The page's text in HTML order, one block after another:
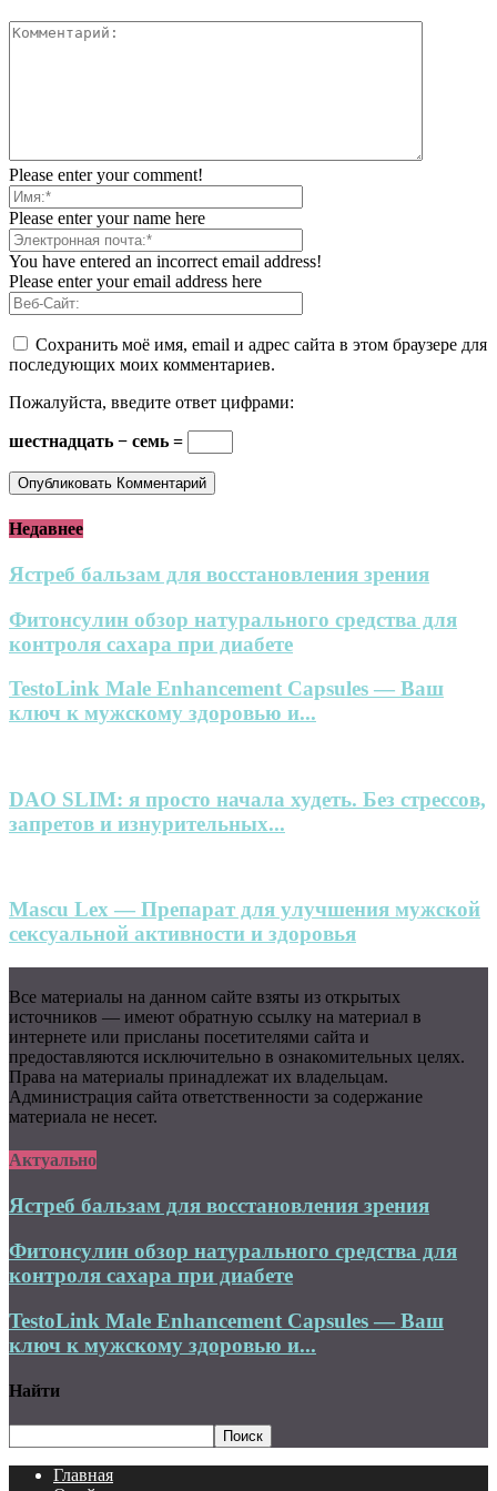
Please enter your comment!
Please enter your name here
You have entered an incorrect email address!
Please enter your email address here
Сохранить моё имя, email и адрес сайта в этом браузере для
последующих моих комментариев.
Пожалуйста, введите ответ цифрами:
шестнадцать − семь =
Недавнее
Ястреб бальзам для восстановления зрения
Фитонсулин обзор натурального средства для
контроля сахара при диабете
TestoLink Male Enhancement Capsules — Ваш
ключ к мужскому здоровью и...
DAO SLIM: я просто начала худеть. Без стрессов,
запретов и изнурительных...
Mascu Lex — Препарат для улучшения мужской
сексуальной активности и здоровья
Все материалы на данном сайте взяты из открытых
источников — имеют обратную ссылку на материал в
интернете или присланы посетителями сайта и
предоставляются исключительно в ознакомительных целях.
Права на материалы принадлежат их владельцам.
Администрация сайта ответственности за содержание
материала не несет.
Актуально
Ястреб бальзам для восстановления зрения
Фитонсулин обзор натурального средства для
контроля сахара при диабете
TestoLink Male Enhancement Capsules — Ваш
ключ к мужскому здоровью и...
Найти
Главная